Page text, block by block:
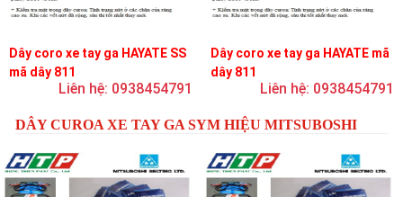
Dây coro xe tay ga HAYATE SS
mã dây 811
Liên hệ: 0938454791
Dây coro xe tay ga HAYATE mã
dây 811
Liên hệ: 0938454791
DÂY CUROA XE TAY GA SYM HIỆU MITSUBOSHI